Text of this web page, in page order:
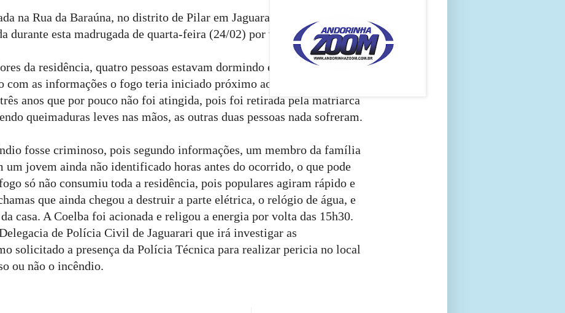
na Rua da Baraúna, no distrito de Pilar em Jaguarari foi
durante esta madrugada de quarta-feira (24/02) por volta das 02hs.
da residência, quatro pessoas estavam dormindo e acordaram com a
com as informações o fogo teria iniciado próximo ao um quarto onde
anos que por pouco não foi atingida, pois foi retirada pela matriarca
queimaduras leves nas mãos, as outras duas pessoas nada sofreram.
fosse criminoso, pois segundo informações, um membro da família
um jovem ainda não identificado horas antes do ocorrido, o que pode
só não consumiu toda a residência, pois populares agiram rápido e
que ainda chegou a destruir a parte elétrica, o relógio de água, e
casa. A Coelba foi acionada e religou a energia por volta das 15h30.
de Polícia Civil de Jaguarari que irá investigar as
solicitado a presença da Polícia Técnica para realizar pericia no local
ou não o incêndio.